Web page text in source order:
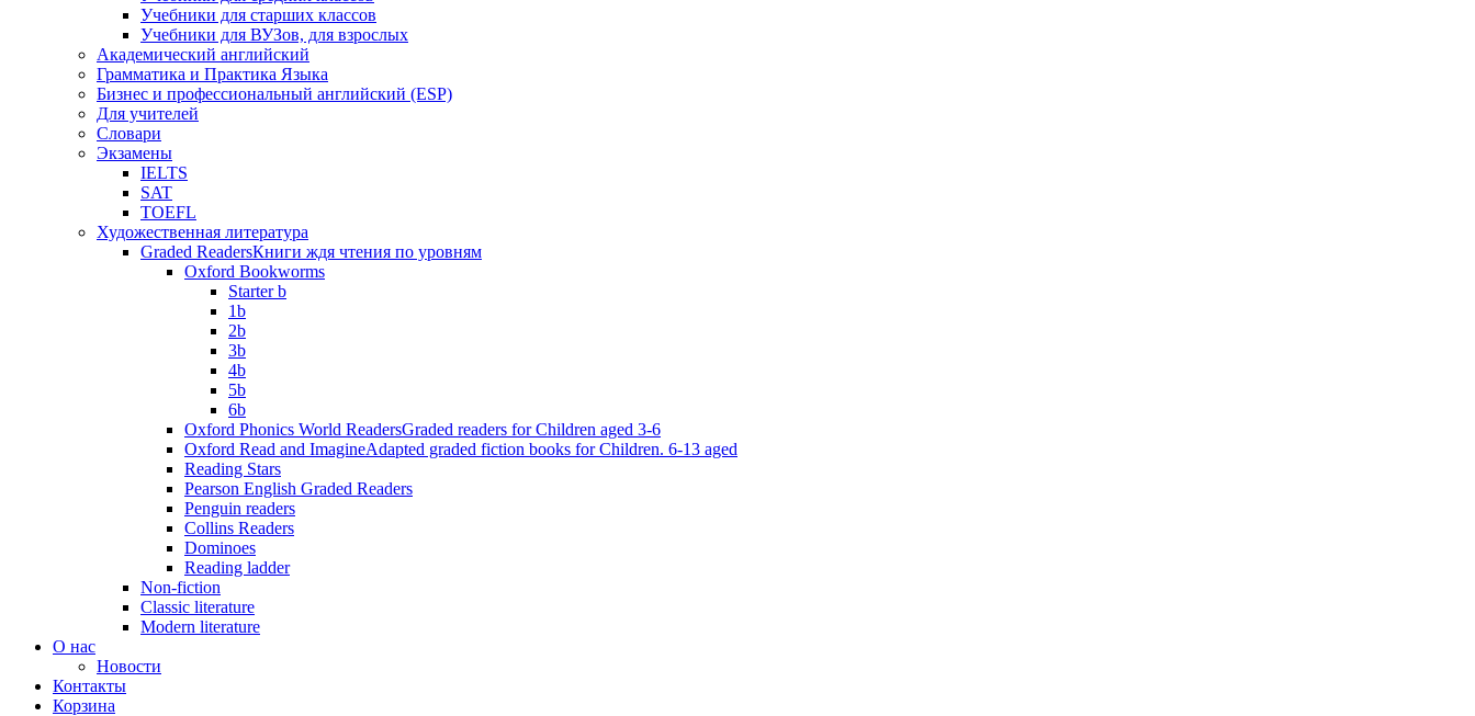
Учебники для старших классов
Учебники для ВУЗов, для взрослых
Академический английский
Грамматика и Практика Языка
Бизнес и профессиональный английский (ESP)
Для учителей
Словари
Экзамены
IELTS
SAT
TOEFL
Художественная литература
Graded ReadersКниги ждя чтения по уровням
Oxford Bookworms
Starter b
1b
2b
3b
4b
5b
6b
Oxford Phonics World ReadersGraded readers for Children aged 3-6
Oxford Read and ImagineAdapted graded fiction books for Children. 6-13 aged
Reading Stars
Pearson English Graded Readers
Penguin readers
Collins Readers
Dominoes
Reading ladder
Non-fiction
Classic literature
Modern literature
О нас
Новости
Контакты
Корзина